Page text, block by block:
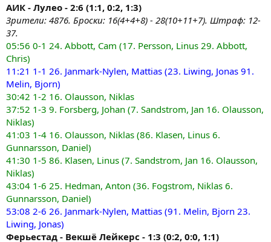
АИК - Лулео - 2:6 (1:1, 0:2, 1:3)
Зрители: 4876. Броски: 16(4+4+8) - 28(10+11+7). Штраф: 12-
37.
05:56 0-1 24. Abbott, Cam (17. Persson, Linus 29. Abbott,
Chris)
11:21 1-1 26. Janmark-Nylen, Mattias (23. Liwing, Jonas 91.
Melin, Bjorn)
30:42 1-2 16. Olausson, Niklas
37:52 1-3 9. Forsberg, Johan (7. Sandstrom, Jan 16. Olausson,
Niklas)
41:03 1-4 16. Olausson, Niklas (86. Klasen, Linus 6.
Gunnarsson, Daniel)
41:30 1-5 86. Klasen, Linus (7. Sandstrom, Jan 16. Olausson,
Niklas)
43:04 1-6 25. Hedman, Anton (36. Fogstrom, Niklas 6.
Gunnarsson, Daniel)
53:08 2-6 26. Janmark-Nylen, Mattias (91. Melin, Bjorn 23.
Liwing, Jonas)
Ферьестад - Векшё Лейкерс - 1:3 (0:2, 0:0, 1:1)